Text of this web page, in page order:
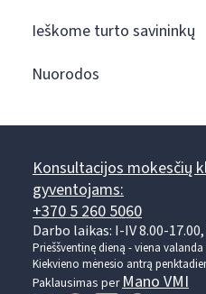
Ieškome turto savininkų
Nuorodos
Konsultacijos mokesčių
gyventojams:
+370 5 260 5060
Darbo laikas: I-IV 8.00-17.00,
Prieššventinę dieną - viena
Kiekvieno mėnesio antrą
Paklausimas per Mano VMI